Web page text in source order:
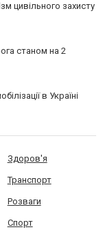
цивільного захисту
станом на 2
в Україні
Здоров'я
Транспорт
Розваги
Спорт